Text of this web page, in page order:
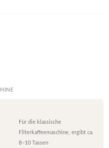
Für die klassische
Filterkaffeemaschine, ergibt ca.
8–10 Tassen